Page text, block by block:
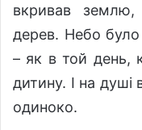
вкривав землю,
дерев. Небо було
– як в той день,
дитину. І на душі
одиноко.